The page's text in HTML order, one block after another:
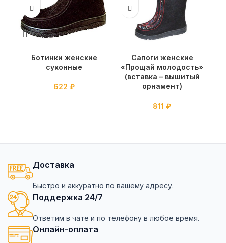
Ботинки женские
суконные
622 ₽
Сапоги женские
«Прощай молодость»
(вставка – вышитый
орнамент)
811 ₽
Доставка
Быстро и аккуратно по вашему адресу.
Поддержка 24/7
Ответим в чате и по телефону в любое время.
Онлайн-оплата